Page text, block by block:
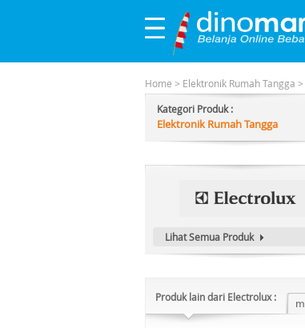
Home > Elektronik Rumah Tangga >
Kategori Produk :
Elektronik Rumah Tangga
Lihat Semua Produk
Produk lain dari Electrolux :